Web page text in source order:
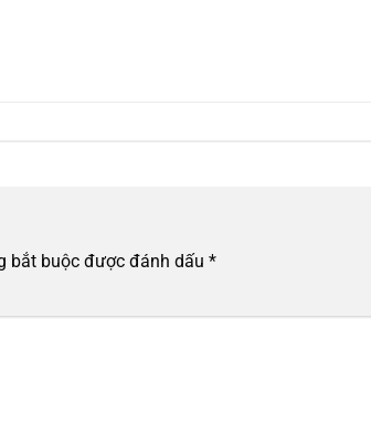
bắt buộc được đánh dấu *